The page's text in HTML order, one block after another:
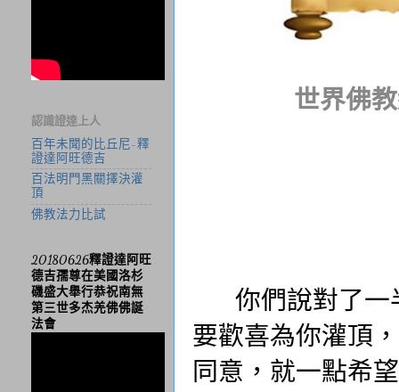
世界佛
你們說對了一
要歡喜為你灌頂
同意，就一點希
認識證達上人
百年未聞的比丘尼-釋
證達阿旺德吉
百法明門黑關擇決灌
頂
佛教法力比試
20180626釋證達阿旺
德吉孺尊在美國洛杉
磯盛大舉行恭祝南無
第三世多杰羌佛佛誕
法會